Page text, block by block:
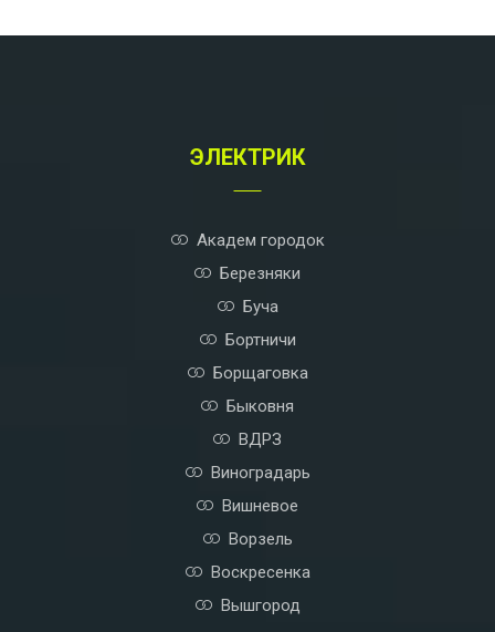
ЭЛЕКТРИК
Академ городок
Березняки
Буча
Бортничи
Борщаговка
Быковня
ВДРЗ
Виноградарь
Вишневое
Ворзель
Воскресенка
Вышгород